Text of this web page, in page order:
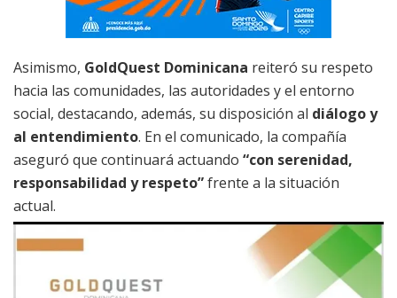
Asimismo, GoldQuest Dominicana reiteró su respeto
hacia las comunidades, las autoridades y el entorno
social, destacando, además, su disposición al diálogo y
al entendimiento. En el comunicado, la compañía
aseguró que continuará actuando “con serenidad,
responsabilidad y respeto”frente a la situación
actual.